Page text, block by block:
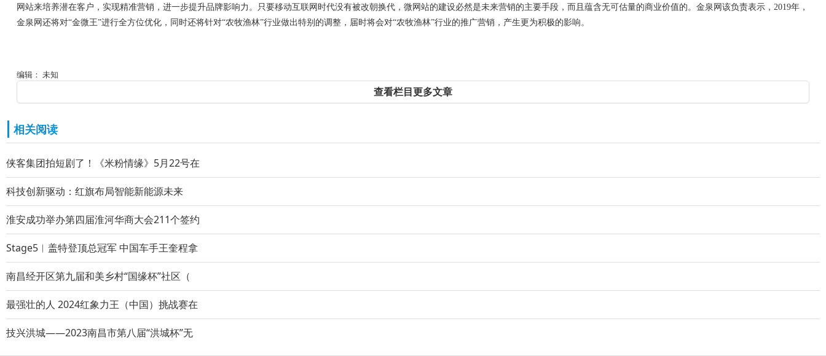
网站来培养潜在客户，实现精准营销，进一步提升品牌影响力。只要移动互联网时代没有被改朝换代，微网站的建设必然是未来营销的主要手段，而且蕴含无可估量的商业价值的。金泉网该负责表示， 2019年，
金泉网还将对“金微王”进行全方位优化，同时还将针对“农牧渔林”行业做出特别的调整，届时将会对“农牧渔林”行业的推广营销，产生更为积极的影响。
编辑： 未知
查看栏目更多文章
相关阅读
侠客集团拍短剧了！《米粉情缘》5月22号在
科技创新驱动：红旗布局智能新能源未来
淮安成功举办第四届淮河华商大会211个签约
Stage5︱盖特登顶总冠军 中国车手王奎程拿
南昌经开区第九届和美乡村“国缘杯”社区（
最强壮的人 2024红象力王（中国）挑战赛在
技兴洪城——2023南昌市第八届“洪城杯”无